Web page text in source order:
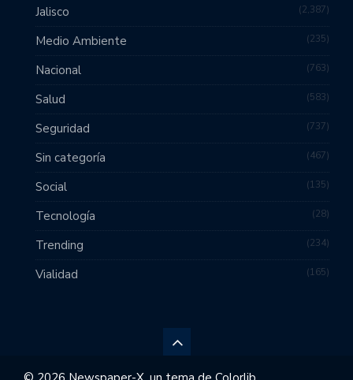
Jalisco 2,387
Medio Ambiente 235
Nacional 763
Salud 583
Seguridad 737
Sin categoría 467
Social 135
Tecnología 28
Trending 234
Vialidad 165